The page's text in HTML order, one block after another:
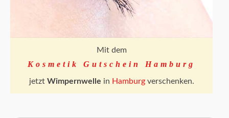
Mit dem
Kosmetik Gutschein Hamburg
jetzt Wimpernwelle in Hamburgverschenken.